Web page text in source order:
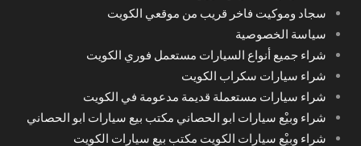
سجاد وموكيت فاخر قريب من موقعي الكويت
سياسة الخصوصية
شراء جميع أنواع السيارات مستعمل فوري الكويت
شراء سيارات سكراب الكويت
شراء سيارات مستعملة قديمة مدعومة في الكويت
شراء وبيْع سيارات ابو الحصاني مكتب بيع سيارات ابو الحصاني
شراء وبيْع سيارات الكويت مكتب بيع سيارات الكويت